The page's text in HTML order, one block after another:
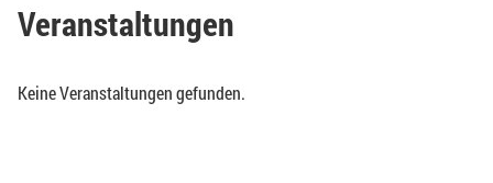
Veranstaltungen
Keine Veranstaltungen gefunden.